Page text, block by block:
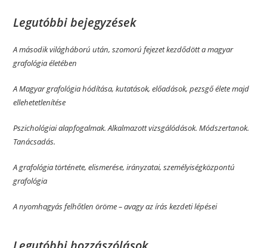
Legutóbbi bejegyzések
A második világháború után, szomorú fejezet kezdődött a magyar
grafológia életében
A Magyar grafológia hódítása, kutatások, előadások, pezsgő élete majd
ellehetetlenítése
Pszichológiai alapfogalmak. Alkalmazott vizsgálódások. Módszertanok.
Tanácsadás.
A grafológia története, elismerése, irányzatai, személyiségközpontú
grafológia
A nyomhagyás felhőtlen öröme­­ – avagy az írás kezdeti lépései